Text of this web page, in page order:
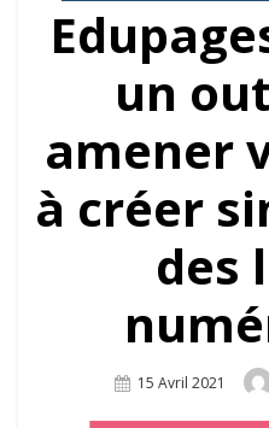
un
amener
à créer
des
Posted
15 Avril 2021